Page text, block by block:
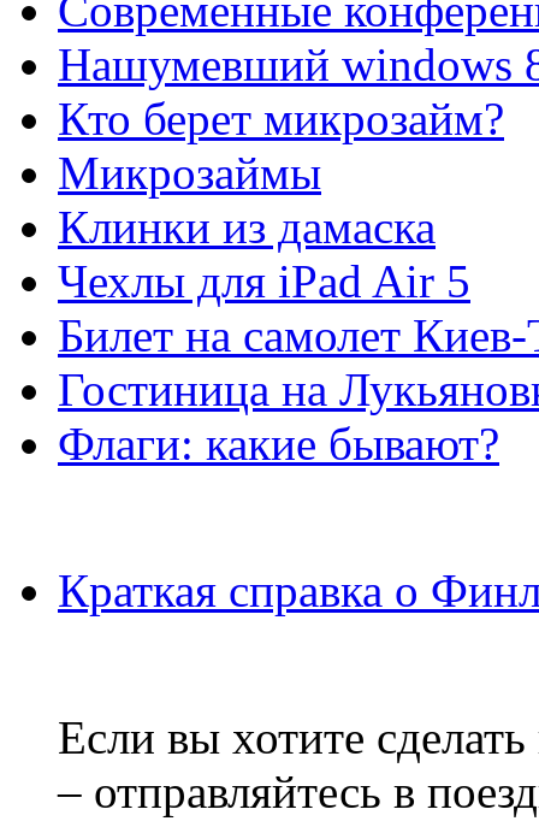
Нашумевший windows
Кто берет микрозайм?
Микрозаймы
Клинки из дамаска
Чехлы для iPad Air 5
Билет на самолет
Гостиница на
Флаги: какие бывают?
Краткая справка о
Если вы хотите
– отправляйтесь в